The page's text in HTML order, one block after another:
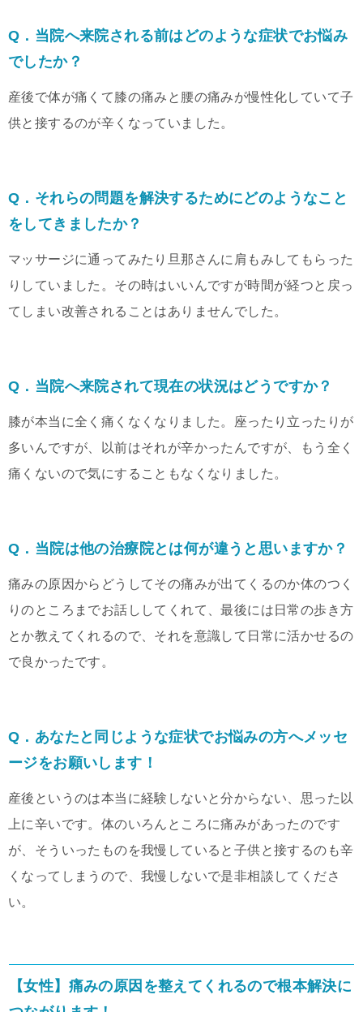
Q．当院へ来院される前はどのような症状でお悩み
でしたか？
産後で体が痛くて膝の痛みと腰の痛みが慢性化していて子
供と接するのが辛くなっていました。
Q．それらの問題を解決するためにどのようなこと
をしてきましたか？
マッサージに通ってみたり旦那さんに肩もみしてもらった
りしていました。その時はいいんですが時間が経つと戻っ
てしまい改善されることはありませんでした。
Q．当院へ来院されて現在の状況はどうですか？
膝が本当に全く痛くなくなりました。座ったり立ったりが
多いんですが、以前はそれが辛かったんですが、もう全く
痛くないので気にすることもなくなりました。
Q．当院は他の治療院とは何が違うと思いますか？
痛みの原因からどうしてその痛みが出てくるのか体のつく
りのところまでお話ししてくれて、最後には日常の歩き方
とか教えてくれるので、それを意識して日常に活かせるの
で良かったです。
Q．あなたと同じような症状でお悩みの方へメッセ
ージをお願いします！
産後というのは本当に経験しないと分からない、思った以
上に辛いです。体のいろんところに痛みがあったのです
が、そういったものを我慢していると子供と接するのも辛
くなってしまうので、我慢しないで是非相談してくださ
い。
【女性】痛みの原因を整えてくれるので根本解決に